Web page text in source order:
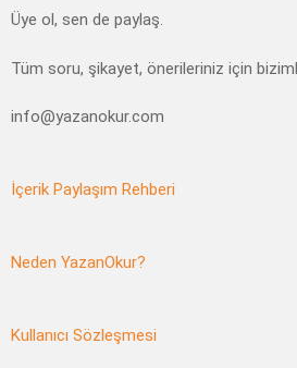
Üye ol, sen de paylaş.
Tüm soru, şikayet, önerileriniz için
info@yazanokur.com
İçerik Paylaşım Rehberi
Neden YazanOkur?
Kullanıcı Sözleşmesi